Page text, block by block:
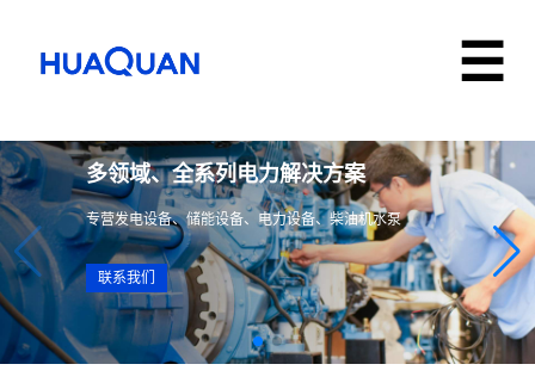
多领域、全系列电力解决方案
专营发电设备、储能设备、电力设备、柴油机水泵
联系我们